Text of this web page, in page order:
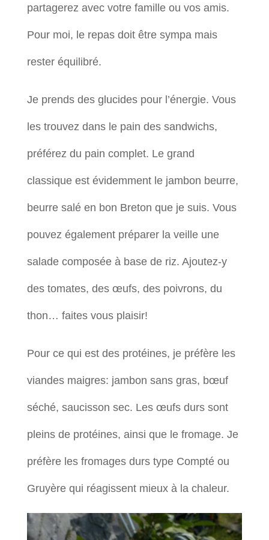
partagerez avec votre famille ou vos amis.
Pour moi, le repas doit être sympa mais
rester équilibré.
Je prends des glucides pour l’énergie. Vous
les trouvez dans le pain des sandwichs,
préférez du pain complet. Le grand
classique est évidemment le jambon beurre,
beurre salé en bon Breton que je suis. Vous
pouvez également préparer la veille une
salade composée à base de riz. Ajoutez-y
des tomates, des œufs, des poivrons, du
thon… faites vous plaisir!
Pour ce qui est des protéines, je préfère les
viandes maigres: jambon sans gras, bœuf
séché, saucisson sec. Les œufs durs sont
pleins de protéines, ainsi que le fromage. Je
préfère les fromages durs type Compté ou
Gruyère qui réagissent mieux à la chaleur.